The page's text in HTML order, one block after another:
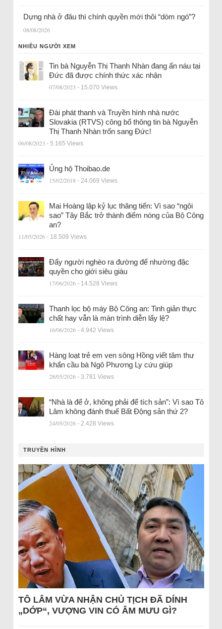
Dựng nhà ở đâu thì chính quyền mới thôi “dòm ngó”?
08/08/2026
NHIỀU NGƯỜI XEM
Tin bà Nguyễn Thị Thanh Nhàn đang ẩn náu tại
Đức đã được chính thức xác nhận
07/08/2023 - 15.070 Views
Đài phát thanh và Truyền hình nhà nước
Slovakia (RTVS) công bố thông tin bà Nguyễn
Thị Thanh Nhàn trốn sang Đức!
06/08/2023 - 5.165 Views
Ủng hộ Thoibao.de
15/02/2018 - 24.069 Views
Mai Hoàng lập kỷ lục thăng tiến: Vì sao “ngôi
sao” Tây Bắc trở thành điểm nóng của Bộ Công
an?
11/05/2026 - 18.509 Views
Đẩy người nghèo ra đường để nhường đặc
quyền cho giới siêu giàu
17/06/2026 - 14.528 Views
Thanh lọc bộ máy Bộ Công an: Tinh giản thực
chất hay vẫn là màn trình diễn lấy lệ?
16/06/2026 - 4.942 Views
Hàng loạt trẻ em ven sông Hồng viết tâm thư
khẩn cầu bà Ngô Phương Ly cứu giúp
28/05/2026 - 3.781 Views
“Nhà là để ở, không phải để tích sản”: Vì sao Tô
Lâm không đánh thuế Bất Động sản thứ 2?
24/05/2026 - 2.428 Views
TRUYỀN HÌNH
TÔ LÂM VỪA NHẬN CHỦ TỊCH ĐÃ DÍNH
„DỚP“, VƯỢNG VIN CÓ ÂM MƯU GÌ?